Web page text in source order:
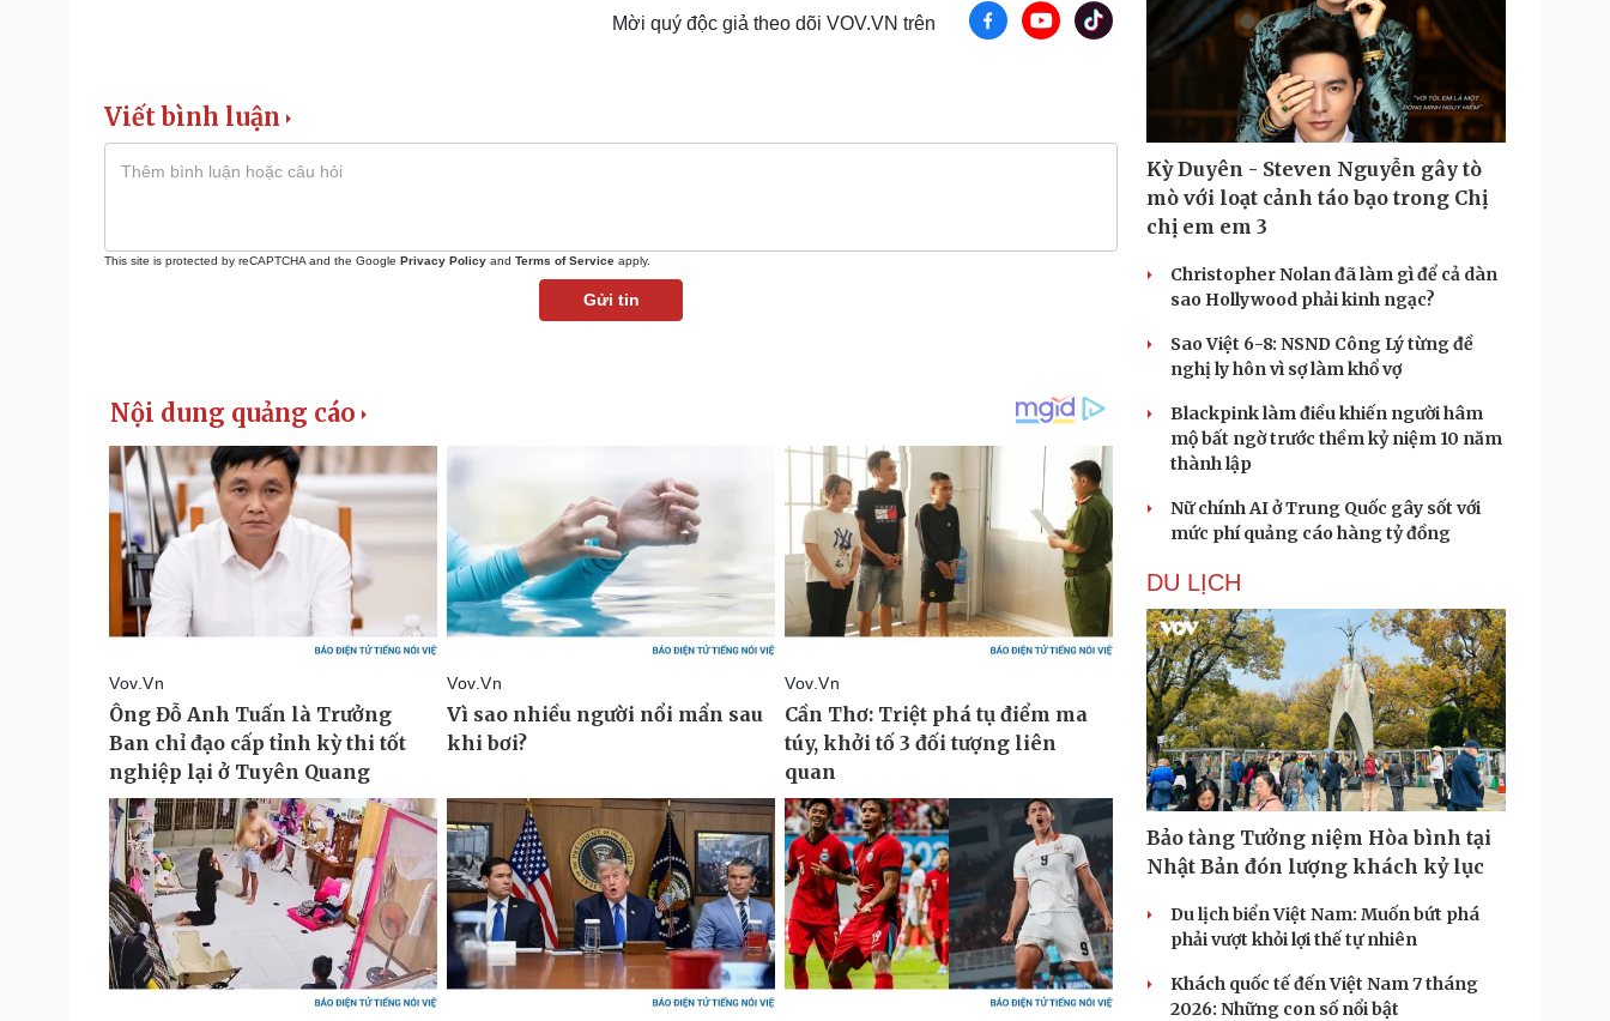
Mời quý độc giả theo dõi VOV.VN trên
Viết bình luận
This site is protected by reCAPTCHA and the Google Privacy Policy and Terms of Service apply.
Gửi tin
Kỳ Duyên - Steven Nguyễn gây tò
mò với loạt cảnh táo bạo trong Chị
chị em em 3
Christopher Nolan đã làm gì để cả dàn
sao Hollywood phải kinh ngạc?
Sao Việt 6-8: NSND Công Lý từng đề
nghị ly hôn vì sợ làm khổ vợ
Blackpink làm điều khiến người hâm
mộ bất ngờ trước thềm kỷ niệm 10 năm
thành lập
Nữ chính AI ở Trung Quốc gây sốt với
mức phí quảng cáo hàng tỷ đồng
DU LỊCH
Bảo tàng Tưởng niệm Hòa bình tại
Nhật Bản đón lượng khách kỷ lục
Du lịch biển Việt Nam: Muốn bứt phá
phải vượt khỏi lợi thế tự nhiên
Khách quốc tế đến Việt Nam 7 tháng
2026: Những con số nổi bật